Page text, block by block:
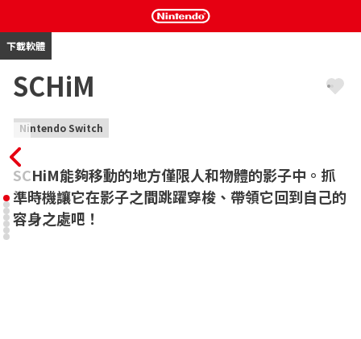
下載軟體
SCHiM
Nintendo Switch
SCHiM能夠移動的地方僅限人和物體的影子中。抓
準時機讓它在影子之間跳躍穿梭、帶領它回到自己的
容身之處吧！